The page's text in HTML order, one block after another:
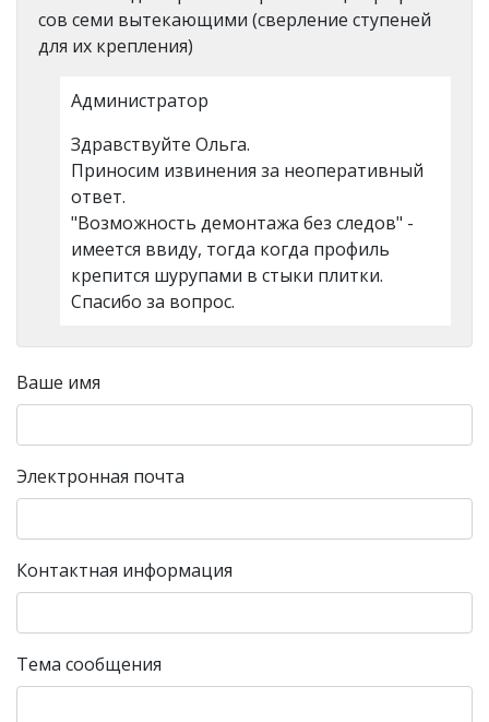
сов семи вытекающими (сверление ступеней
для их крепления)
Администратор
Здравствуйте Ольга.
Приносим извинения за неоперативный
ответ.
"Возможность демонтажа без следов" -
имеется ввиду, тогда когда профиль
крепится шурупами в стыки плитки.
Спасибо за вопрос.
Ваше имя
Электронная почта
Контактная информация
Тема сообщения